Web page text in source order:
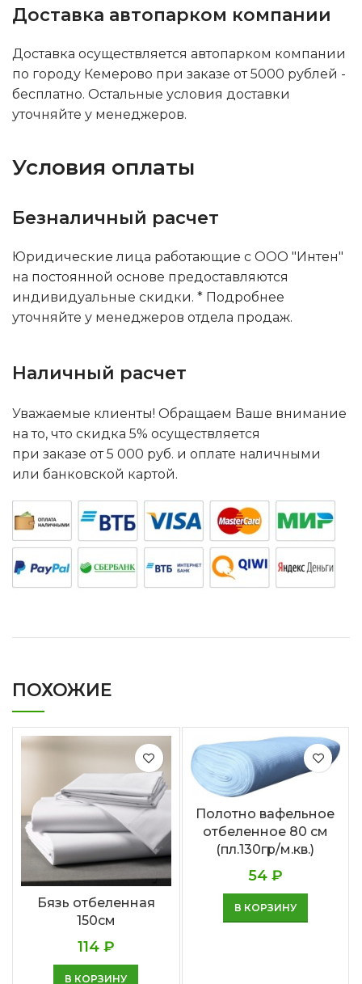
Доставка автопарком компании
Доставка осуществляется автопарком компании
по городу Кемерово при заказе от 5000 рублей -
бесплатно. Остальные условия доставки
уточняйте у менеджеров.
Условия оплаты
Безналичный расчет
Юридические лица работающие с ООО "Интен"
на постоянной основе предоставляются
индивидуальные скидки. * Подробнее
уточняйте у менеджеров отдела продаж.
Наличный расчет
Уважаемые клиенты! Обращаем Ваше внимание
на то, что скидка 5% осуществляется
при заказе от 5 000 руб. и оплате наличными
или банковской картой.
ПОХОЖИЕ
Бязь отбеленная
150см
114 ₽
В КОРЗИНУ
Полотно вафельное
отбеленное 80 см
(пл.130гр/м.кв.)
54 ₽
В КОРЗИНУ